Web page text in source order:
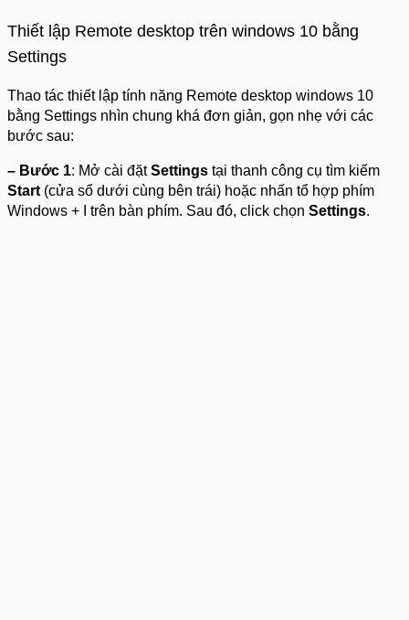
Thiết lập Remote desktop trên windows 10 bằng
Settings
Thao tác thiết lập tính năng Remote desktop windows 10
bằng Settings nhìn chung khá đơn giản, gọn nhẹ với các
bước sau:
– Bước 1: Mở cài đặtSettings tại thanh công cụ tìm kiếm
Start (cửa sổ dưới cùng bên trái) hoặc nhấn tổ hợp phím
Windows + I trên bàn phím. Sau đó, click chọn Settings.